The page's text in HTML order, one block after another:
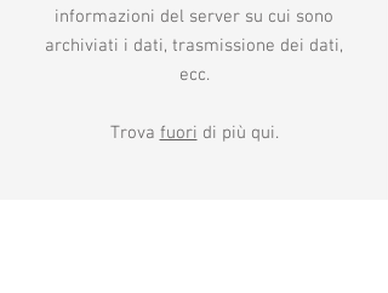
informazioni del server su cui sono
archiviati i dati, trasmissione dei dati,
ecc.
Trova fuori di più qui.